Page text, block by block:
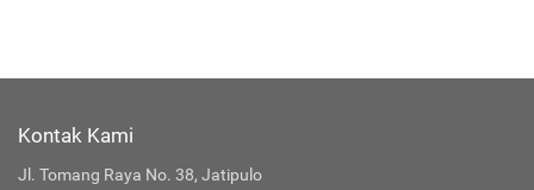
Kontak Kami
Jl. Tomang Raya No. 38, Jatipulo